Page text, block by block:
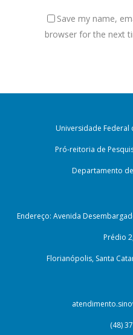
Save my name,
browser for the next
Universidade Federal
Pró-reitoria de
Departamento
Endereço: Avenida
Prédio
Florianópolis, Santa
(48)